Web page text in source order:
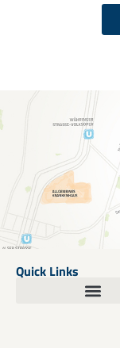
Quick Links